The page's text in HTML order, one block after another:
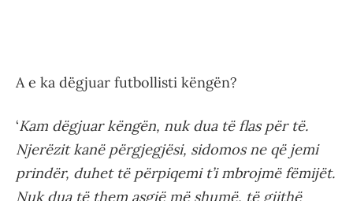
A e ka dëgjuar futbollisti këngën?
‘Kam dëgjuar këngën, nuk dua të flas për të.
Njerëzit kanë përgjegjësi, sidomos ne që jemi
prindër, duhet të përpiqemi t’i mbrojmë fëmijët.
Nuk dua të them asgjë më shumë, të gjithë